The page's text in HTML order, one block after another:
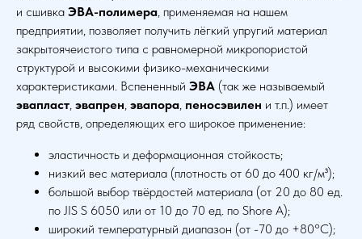
и сшивка ЭВА-полимера, применяемая на нашем
предприятии, позволяет получить лёгкий упругий материал
закрытоячеистого типа с равномерной микропористой
структурой и высокими физико-механическими
характеристиками. Вспененный ЭВА (так же называемый
эвапласт, эвапрен, эвапора, пеносэвилен и т.п.) имеет
ряд свойств, определяющих его широкое применение:
эластичность и деформационная стойкость;
низкий вес материала (плотность от 60 до 400 кг/м³);
большой выбор твёрдостей материала (от 20 до 80 ед.
по JIS S 6050 или от 10 до 70 ед. по Shore А);
широкий температурный диапазон (от -70 до +80°C);